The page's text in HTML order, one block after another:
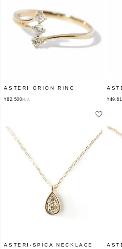
ASTERI ORION RING
¥82,500税込 ¥
ASTERI-SPICA NECKLACE